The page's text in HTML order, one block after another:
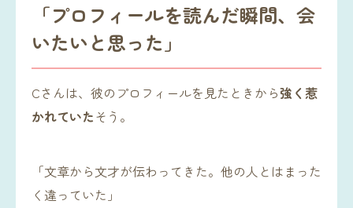
「プロフィールを読んだ瞬間、会
いたいと思った」
Cさんは、彼のプロフィールを見たときから強く惹
かれていたそう。
「文章から文才が伝わってきた。他の人とはまった
く違っていた」